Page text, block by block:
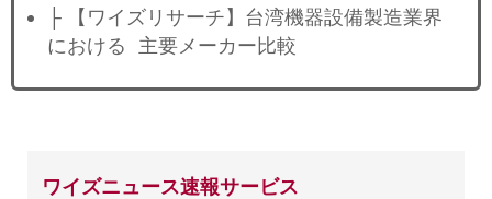
├ 【ワイズリサーチ】台湾機器設備製造業界
における 主要メーカー比較
ワイズニュース速報サービス